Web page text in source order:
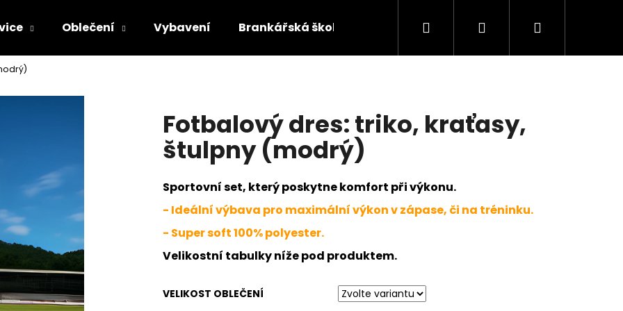
Oblečení Vybavení Brankářská škola Sponzorovaní brankáři Chytají v J4K
Hledat PřihlášeníNákupní
Fotbalový dres: triko, kraťasy,
štulpny (modrý)
Sportovní set, který poskytne komfort při výkonu.
- Ideální výbava pro maximální výkon v zápase, či na tréninku.
- Super soft 100% polyester.
Velikostní tabulky níže pod produktem.
VELIKOST OBLEČENÍ
Co potřebujete najít?
HLEDAT
Doporučujeme